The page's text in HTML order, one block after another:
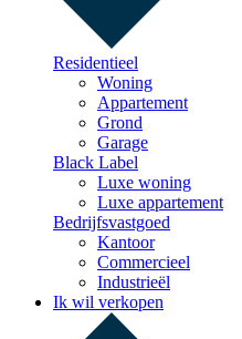
Residentieel
Woning
Appartement
Grond
Garage
Black Label
Luxe woning
Luxe appartement
Bedrijfsvastgoed
Kantoor
Commercieel
Industrieël
Ik wil verkopen